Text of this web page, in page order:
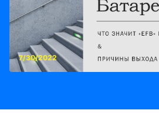
7/30/2022